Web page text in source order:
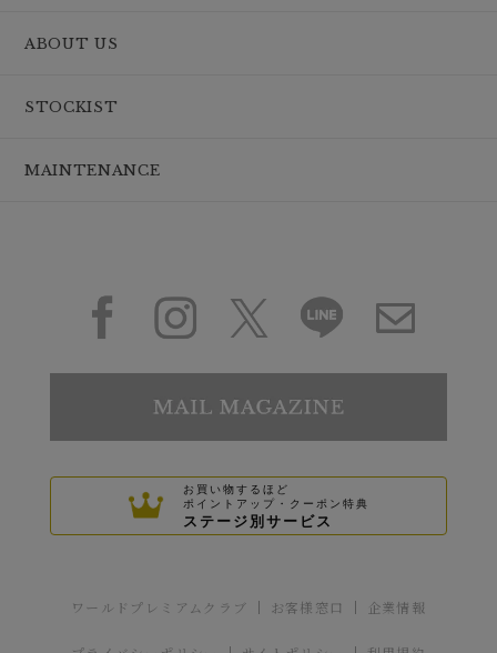
ABOUT US
STOCKIST
MAINTENANCE
お買い物するほど
ポイントアップ・クーポン特典
ステージ別サービス
ワールドプレミアムクラブ お客様窓口 企業情報